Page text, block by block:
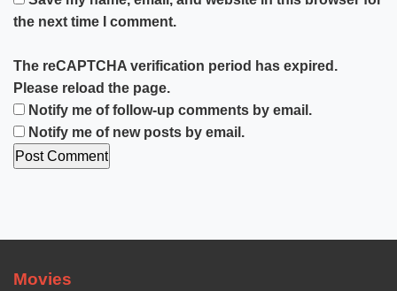
the next time I comment.
The reCAPTCHA verification period has expired.
Please reload the page.
Notify me of follow-up comments by email.
Notify me of new posts by email.
Movies